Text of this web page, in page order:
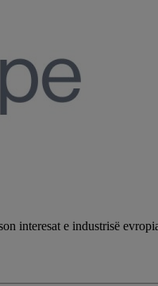
interesat e industrisë